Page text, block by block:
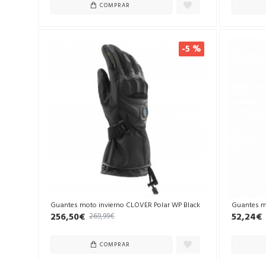
COMPRAR
-5 %
Guantes moto invierno CLOVER Polar WP Black
256,50€ 269,99€
COMPRAR
Guantes
52,24€